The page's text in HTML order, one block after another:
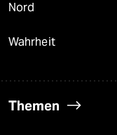
Nord
Wahrheit
Themen